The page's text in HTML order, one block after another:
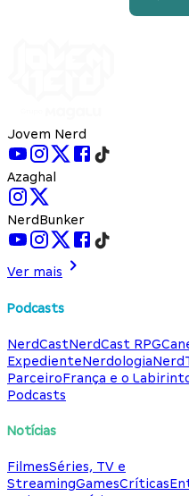
Jovem Nerd
Azaghal
NerdBunker
Ver mais
Podcasts
NerdCastNerdCast RPG
ExpedienteNerdologia
ParceiroFrança e o
Podcasts
Notícias
FilmesSéries, TV e
StreamingGamesCríticas